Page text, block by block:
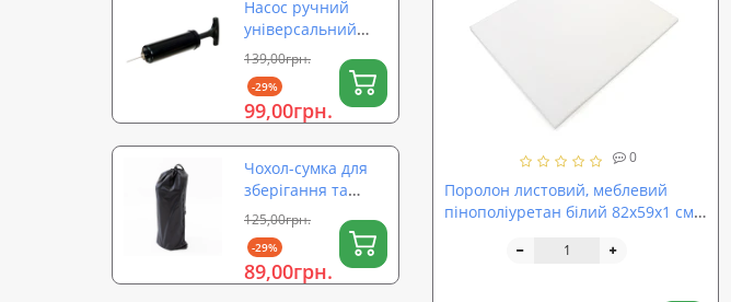
Насос ручний
універсальний
для м'ячів,
надувних виробів,
фітболів OSPORT
(OF-0324)
139,00грн.
-29%
99,00грн.
Чохол-сумка для
зберігання та
перенесення
ролика для йоги
(валика) на
затяжці 56×26 см
125,00грн.
-29%
89,00грн.
0
Поролон листовий, меблевий
пінополіуретан білий 82х59х1 см.